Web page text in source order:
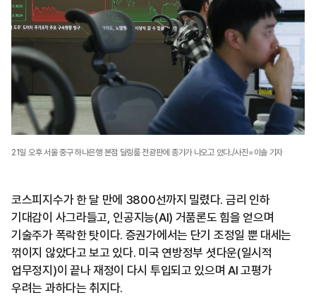
21일 오후 서울 중구 하나은행 본점 딜링룸 전광판에 종가가 나오고 있다./사진=이솔 기자
코스피지수가 한 달 만에 3800선까지 밀렸다. 금리 인하
기대감이 사그라들고, 인공지능(AI) 거품론도 힘을 얻으며
기술주가 폭락한 탓이다. 증권가에서는 단기 조정일 뿐 대세는
꺾이지 않았다고 보고 있다. 미국 연방정부 셧다운(일시적
업무정지)이 끝나 재정이 다시 투입되고 있으며 AI 고평가
우려는 과하다는 취지다.